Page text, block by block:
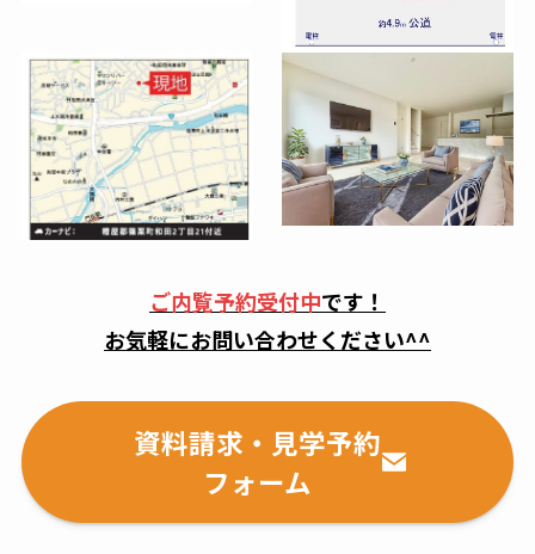
ご内覧予約受付中です！
お気軽にお問い合わせください^^
資料請求・見学予約
フォーム